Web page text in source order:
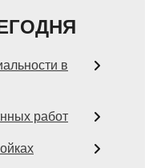
в
работ